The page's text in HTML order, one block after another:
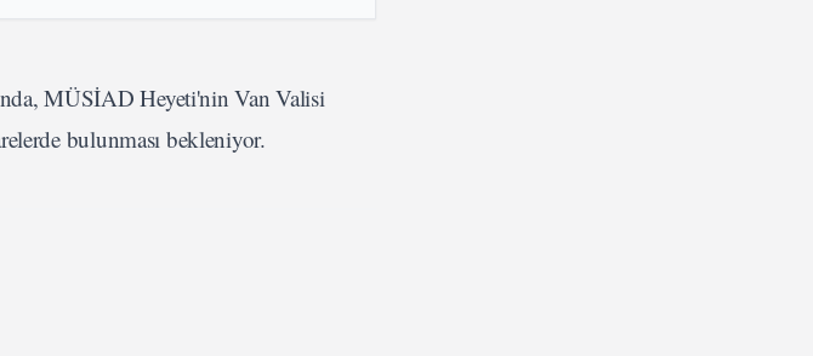
MÜSİAD Heyeti'nin Van Valisi
bulunması bekleniyor.